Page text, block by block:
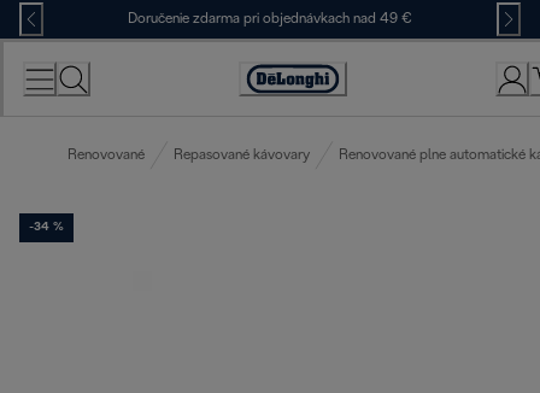
Skip
to
Content
Doručenie zdarma pri objednávkach nad 49 €
Accessibility
Renovované Repasované kávovary Renovované plne automatické
-34 %